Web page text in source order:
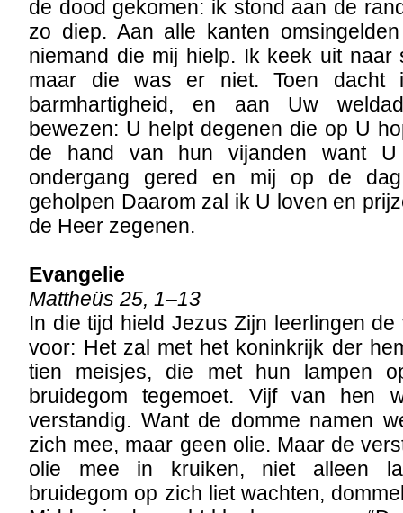
de dood gekomen: ik stond aan de
zo diep. Aan alle kanten
niemand die mij hielp. Ik keek uit naar
maar die was er niet. Toen dacht
barmhartigheid, en aan Uw
bewezen: U helpt degenen die op U
de hand van hun vijanden want
ondergang gered en mij op de
geholpen Daarom zal ik U loven en
de Heer zegenen.
Evangelie
Mattheüs 25, 1–13
In die tijd hield Jezus Zijn leerlingen
voor: Het zal met het koninkrijk der
tien meisjes, die met hun lampen
bruidegom tegemoet. Vijf van hen
verstandig. Want de domme namen
zich mee, maar geen olie. Maar de
olie mee in kruiken, niet alleen
bruidegom op zich liet wachten,